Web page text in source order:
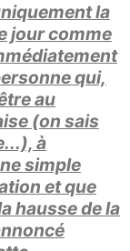
la
jour comme
qui,
au
(on sais
à
simple
et que
hausse de la